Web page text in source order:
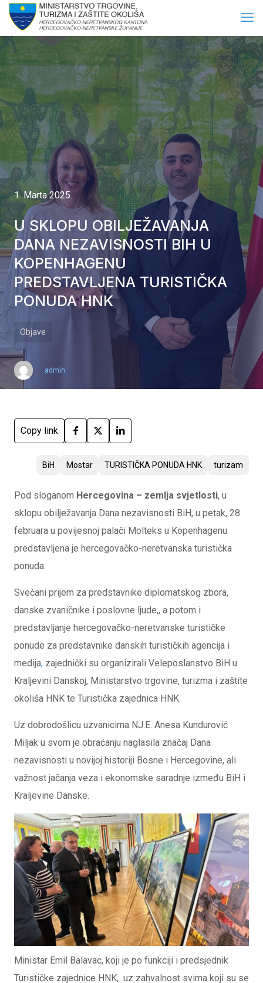
1. Marta 2025.
U SKLOPU OBILJEŽAVANJA
DANA NEZAVISNOSTI BIH U
KOPENHAGENU
PREDSTAVLJENA TURISTIČKA
PONUDA HNK
Objave
admin
Copy link
BiH Mostar TURISTIČKA PONUDA HNK turizam
Pod sloganom Hercegovina – zemlja svjetlosti, u
sklopu obilježavanja Dana nezavisnosti BiH, u petak, 28.
februara u povijesnoj palači Molteks u Kopenhagenu
predstavljena je hercegovačko-neretvanska turistička
ponuda.
Svečani prijem za predstavnike diplomatskog zbora,
danske zvaničnike i poslovne ljude,, a potom i
predstavljanje hercegovačko-neretvanske turističke
ponude za predstavnike danskih turističkih agencija i
medija, zajednički su organizirali Veleposlanstvo BiH u
Kraljevini Danskoj, Ministarstvo trgovine, turizma i zaštite
okoliša HNK te Turistička zajednica HNK.
Uz dobrodošlicu uzvanicima NJ.E. Anesa Kundurović
Miljak u svom je obraćanju naglasila značaj Dana
nezavisnosti u novijoj historiji Bosne i Hercegovine, ali
važnost jačanja veza i ekonomske saradnje između BiH i
Kraljevine Danske.
Ministar Emil Balavac, koji je po funkciji i predsjednik
Turističke zajednice HNK, uz zahvalnost svima koji su se